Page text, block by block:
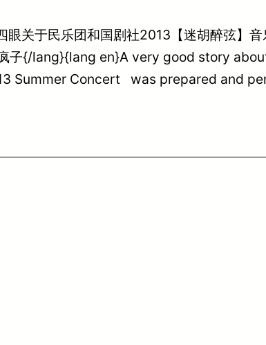
关于民乐团和国剧社2013【迷胡醉弦】音
子{/lang}{lang en}A very good story
Summer Concert was prepared and